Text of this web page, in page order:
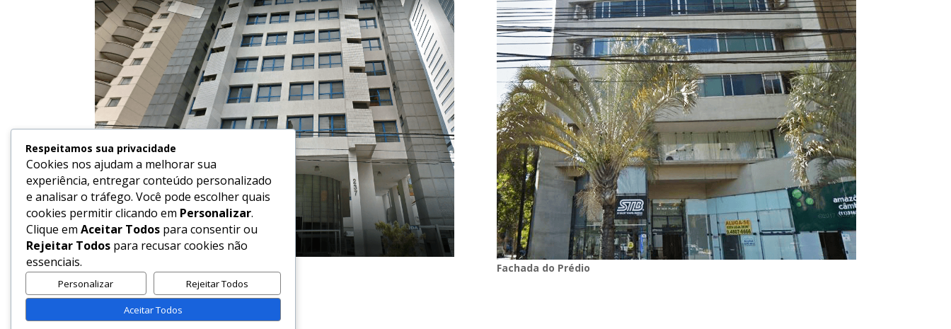
Fachada do Prédio
Respeitamos sua privacidade
Cookies nos ajudam a melhorar sua
experiência, entregar conteúdo personalizado
e analisar o tráfego. Você pode escolher quais
cookies permitir clicando em Personalizar.
Clique em Aceitar Todos para consentir ou
Rejeitar Todos para recusar cookies não
essenciais.
Personalizar Rejeitar Todos
Aceitar Todos